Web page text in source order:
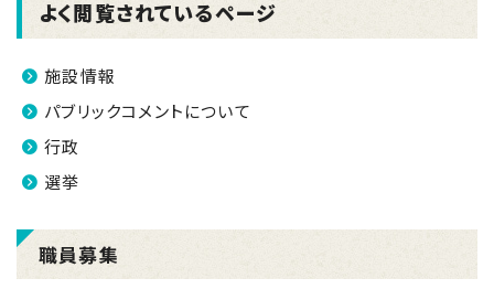
南さつま市議会議員選挙及び南さつま市長選挙(令和
2025.09.10
風12号被災に伴う復旧・復興支援のお願い～
よく閲覧されているページ
施設情報
パブリックコメントについて
行政
選挙
職員募集